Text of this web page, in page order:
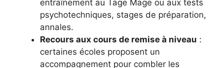
entraînement au Tage Mage ou aux tests
psychotechniques, stages de préparation,
annales.
Recours aux cours de remise à niveau :
certaines écoles proposent un
accompagnement pour combler les